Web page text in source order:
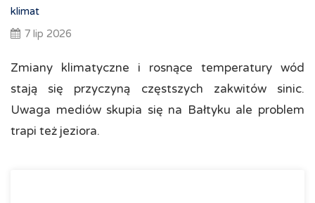
klimat
7 lip 2026
Zmiany klimatyczne i rosnące temperatury wód
stają się przyczyną częstszych zakwitów sinic.
Uwaga mediów skupia się na Bałtyku ale problem
trapi też jeziora.